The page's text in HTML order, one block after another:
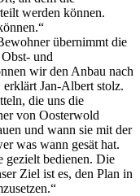
werden können.
übernimmt die
und
wir den Anbau nach
erklärt Jan-Albert stolz.
die uns die
von Oosterwold
und wann sie mit der
was wann gesät hat.
gezielt bedienen. Die
Ziel ist es, den Plan in